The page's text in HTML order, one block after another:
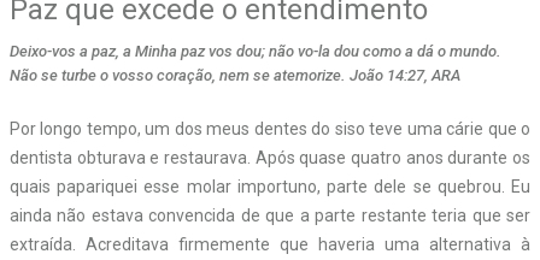
Paz que excede o entendimento
Deixo-vos a paz, a Minha paz vos dou; não vo-la dou como a dá o mundo.
Não se turbe o vosso coração, nem se atemorize. João 14:27, ARA
Por longo tempo, um dos meus dentes do siso teve uma cárie que o
dentista obturava e restaurava. Após quase quatro anos durante os
quais papariquei esse molar importuno, parte dele se quebrou. Eu
ainda não estava convencida de que a parte restante teria que ser
extraída. Acreditava firmemente que haveria uma alternativa à